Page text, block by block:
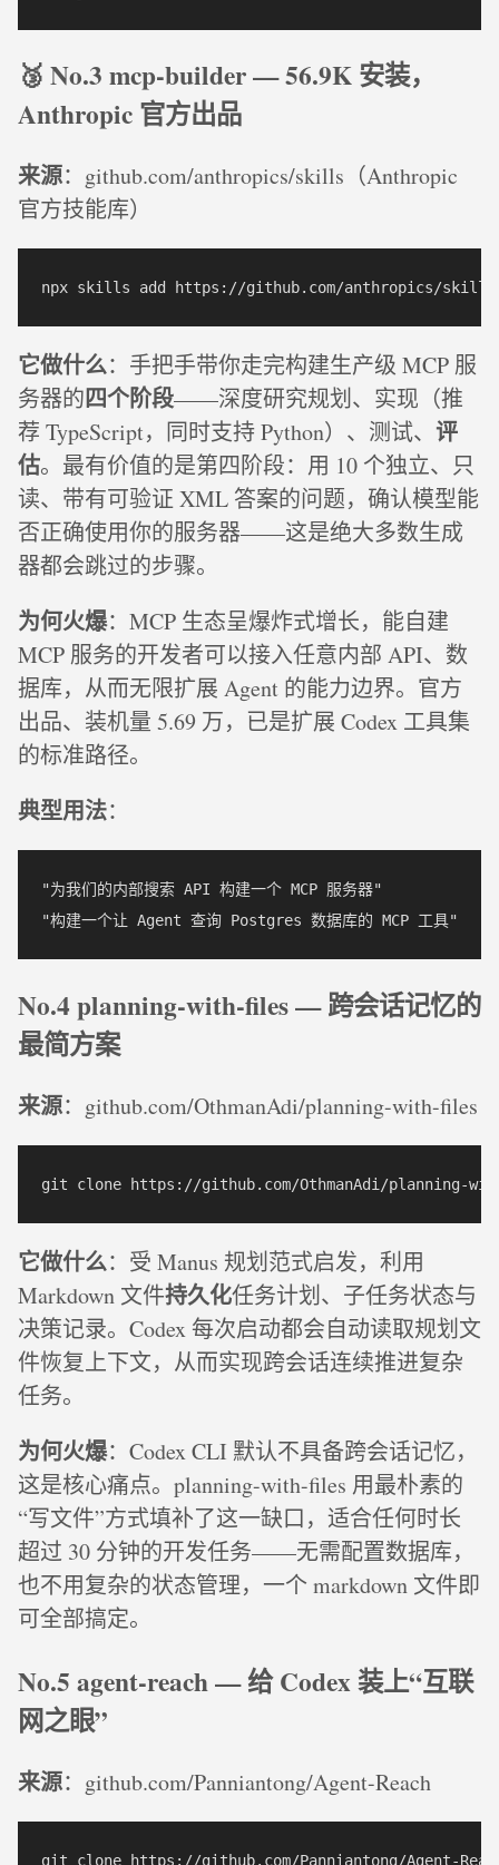
🥉 No.3 mcp-builder — 56.9K 安装，
Anthropic 官方出品
来源：github.com/anthropics/skills（Anthropic
官方技能库）
它做什么：手把手带你走完构建生产级 MCP 服
务器的四个阶段——深度研究规划、实现（推
荐 TypeScript，同时支持 Python）、测试、 评
估。最有价值的是第四阶段：用 10 个独立、只
读、带有可验证 XML 答案的问题，确认模型能
否正确使用你的服务器——这是绝大多数生成
器都会跳过的步骤。
为何火爆：MCP 生态呈爆炸式增长，能自建
MCP 服务的开发者可以接入任意内部 API、数
据库，从而无限扩展 Agent 的能力边界。官方
出品、装机量 5.69 万，已是扩展 Codex 工具集
的标准路径。
典型用法：
"为我们的内部搜索 API 构建一个 MCP 服务器"
No.4 planning-with-files — 跨会话记忆的
最简方案
来源：github.com/OthmanAdi/planning-with-files
它做什么：受 Manus 规划范式启发，利用
Markdown 文件持久化任务计划、子任务状态与
决策记录。Codex 每次启动都会自动读取规划文
件恢复上下文，从而实现跨会话连续推进复杂
任务。
为何火爆：Codex CLI 默认不具备跨会话记忆，
这是核心痛点。planning-with-files 用最朴素的
“写文件”方式填补了这一缺口，适合任何时长
超过 30 分钟的开发任务——无需配置数据库，
也不用复杂的状态管理，一个 markdown 文件即
可全部搞定。
No.5 agent-reach — 给 Codex 装上“互联
网之眼”
来源：github.com/Panniantong/Agent-Reach